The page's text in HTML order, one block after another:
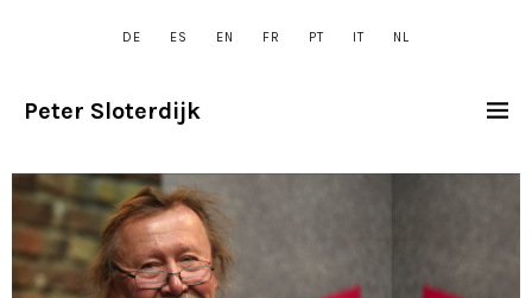
DE ES EN FR PT IT NL
Peter Sloterdijk